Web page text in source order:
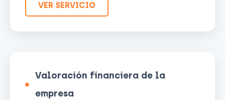
VER SERVICIO
Valoración financiera de la
empresa